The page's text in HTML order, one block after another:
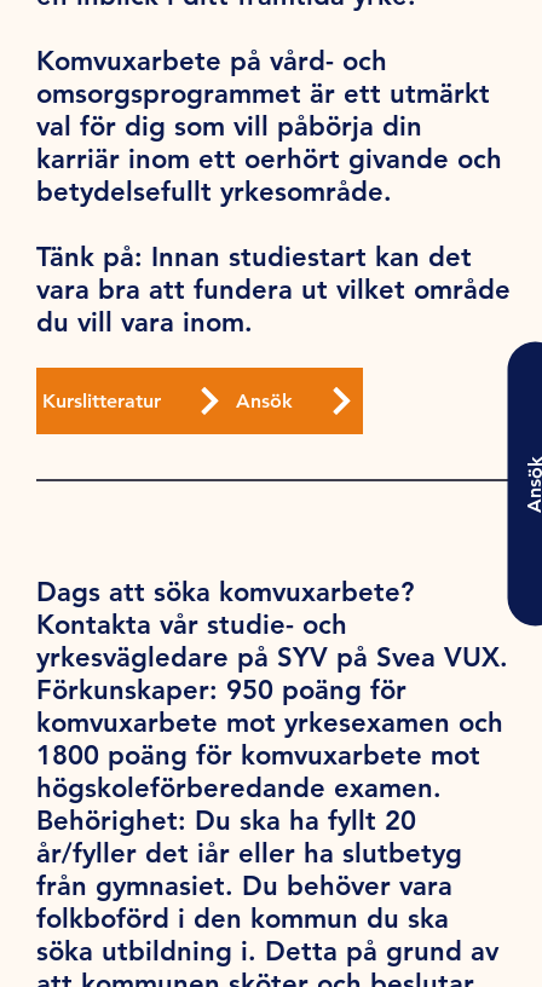
Komvuxarbete på vård- och
omsorgsprogrammet är ett utmärkt
val för dig som vill påbörja din
karriär inom ett oerhört givande och
betydelsefullt yrkesområde.
Tänk på: Innan studiestart kan det
vara bra att fundera ut vilket område
du vill vara inom.
Kurslitteratur Ansök
Dags att söka komvuxarbete?
Kontakta vår studie- och
yrkesvägledare på SYV på Svea VUX.
Förkunskaper: 950 poäng för
komvuxarbete mot yrkesexamen och
1800 poäng för komvuxarbete mot
högskoleförberedande examen.
Behörighet: Du ska ha fyllt 20
år/fyller det iår eller ha slutbetyg
från gymnasiet. Du behöver vara
folkboförd i den kommun du ska
söka utbildning i. Detta på grund av